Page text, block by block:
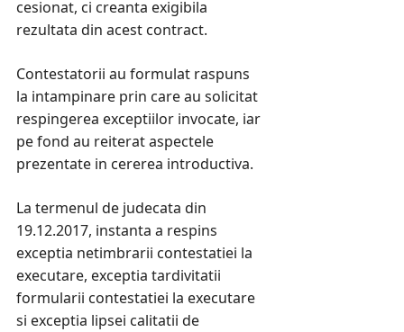
cesionat, ci creanta exigibila
rezultata din acest contract.
Contestatorii au formulat raspuns
la intampinare prin care au solicitat
respingerea exceptiilor invocate, iar
pe fond au reiterat aspectele
prezentate in cererea introductiva.
La termenul de judecata din
19.12.2017, instanta a respins
exceptia netimbrarii contestatiei la
executare, exceptia tardivitatii
formularii contestatiei la executare
si exceptia lipsei calitatii de